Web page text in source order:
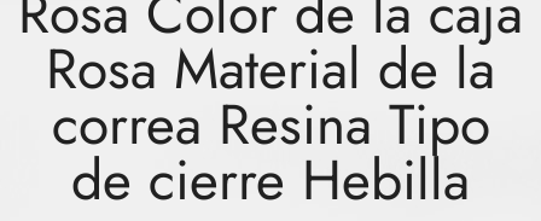
Rosa Material de la
correa Resina Tipo
de cierre Hebilla